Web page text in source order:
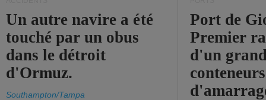
Un autre navire a été
touché par un obus
dans le détroit
d'Ormuz.
Southampton/Tampa
Port de
Premier
d'un